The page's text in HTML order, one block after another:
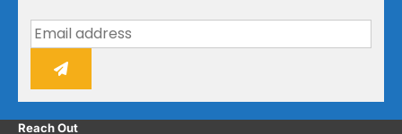
Reach Out